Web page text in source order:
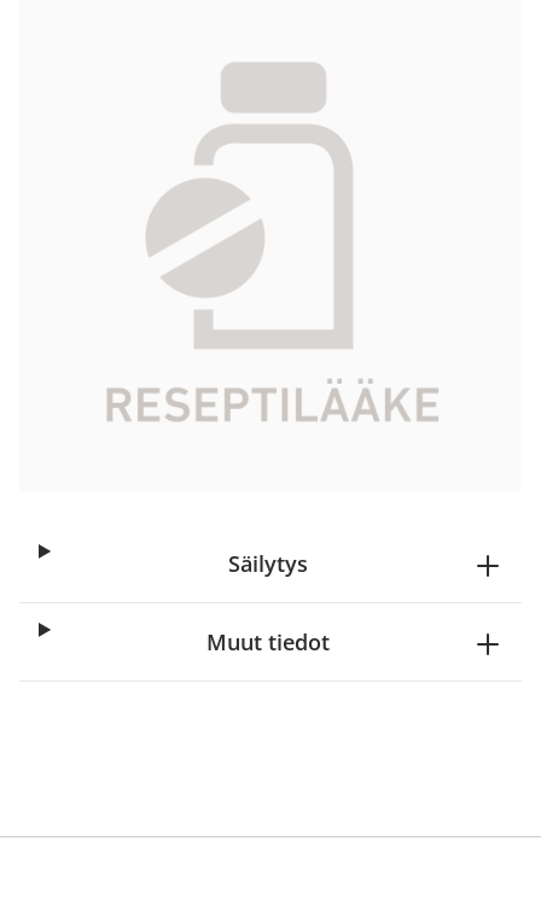
005769
Vaikuttava aine
metenamiinihippuraatti
100 kpl
Viatris Oy
Tarkista Kela-korvattavuus
Aloita reseptitilaus
Säilytys
Muut tiedot